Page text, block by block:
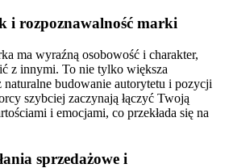
i rozpoznawalność marki
ma wyraźną osobowość i charakter,
z innymi. To nie tylko większa
naturalne budowanie autorytetu i pozycji
szybciej zaczynają łączyć Twoją
i emocjami, co przekłada się na
sprzedażowe i